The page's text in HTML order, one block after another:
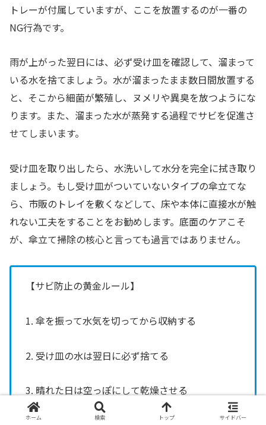
トレーが付属していますが、ここを放置するのが一番の
NG行為です。
雨が上がった翌日には、必ず受け皿を確認して、溜まって
いる水を捨てましょう。水が溜まったまま数日間放置する
と、そこから細菌が繁殖し、ヌメリや異臭を放つようにな
ります。また、溜まった水が蒸発する過程でサビを促進さ
せてしまいます。
受け皿を取り出したら、水洗いして水分を完全に拭き取り
ましょう。もし受け皿がついていないタイプの傘立てな
ら、市販のトレイを敷くなどして、床や本体に直接水が触
れない工夫をすることをお勧めします。底面のケアこそ
が、傘立て掃除の核心と言っても過言ではありません。
【サビ防止の黄金ルール】
1. 傘を振って水気を切ってから収納する
2. 受け皿の水は翌日に必ず捨てる
3. 晴れた日は空っぽにして乾燥させる
ホーム 検索 トップ サイドバー